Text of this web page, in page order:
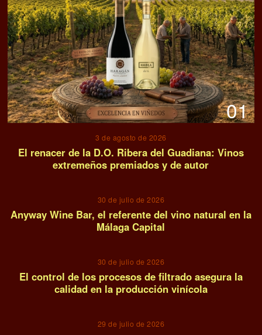
01
3 de agosto de 2026
El renacer de la D.O. Ribera del Guadiana: Vinos
extremeños premiados y de autor
30 de julio de 2026
Anyway Wine Bar, el referente del vino natural en la
Málaga Capital
30 de julio de 2026
El control de los procesos de filtrado asegura la
calidad en la producción vinícola
29 de julio de 2026